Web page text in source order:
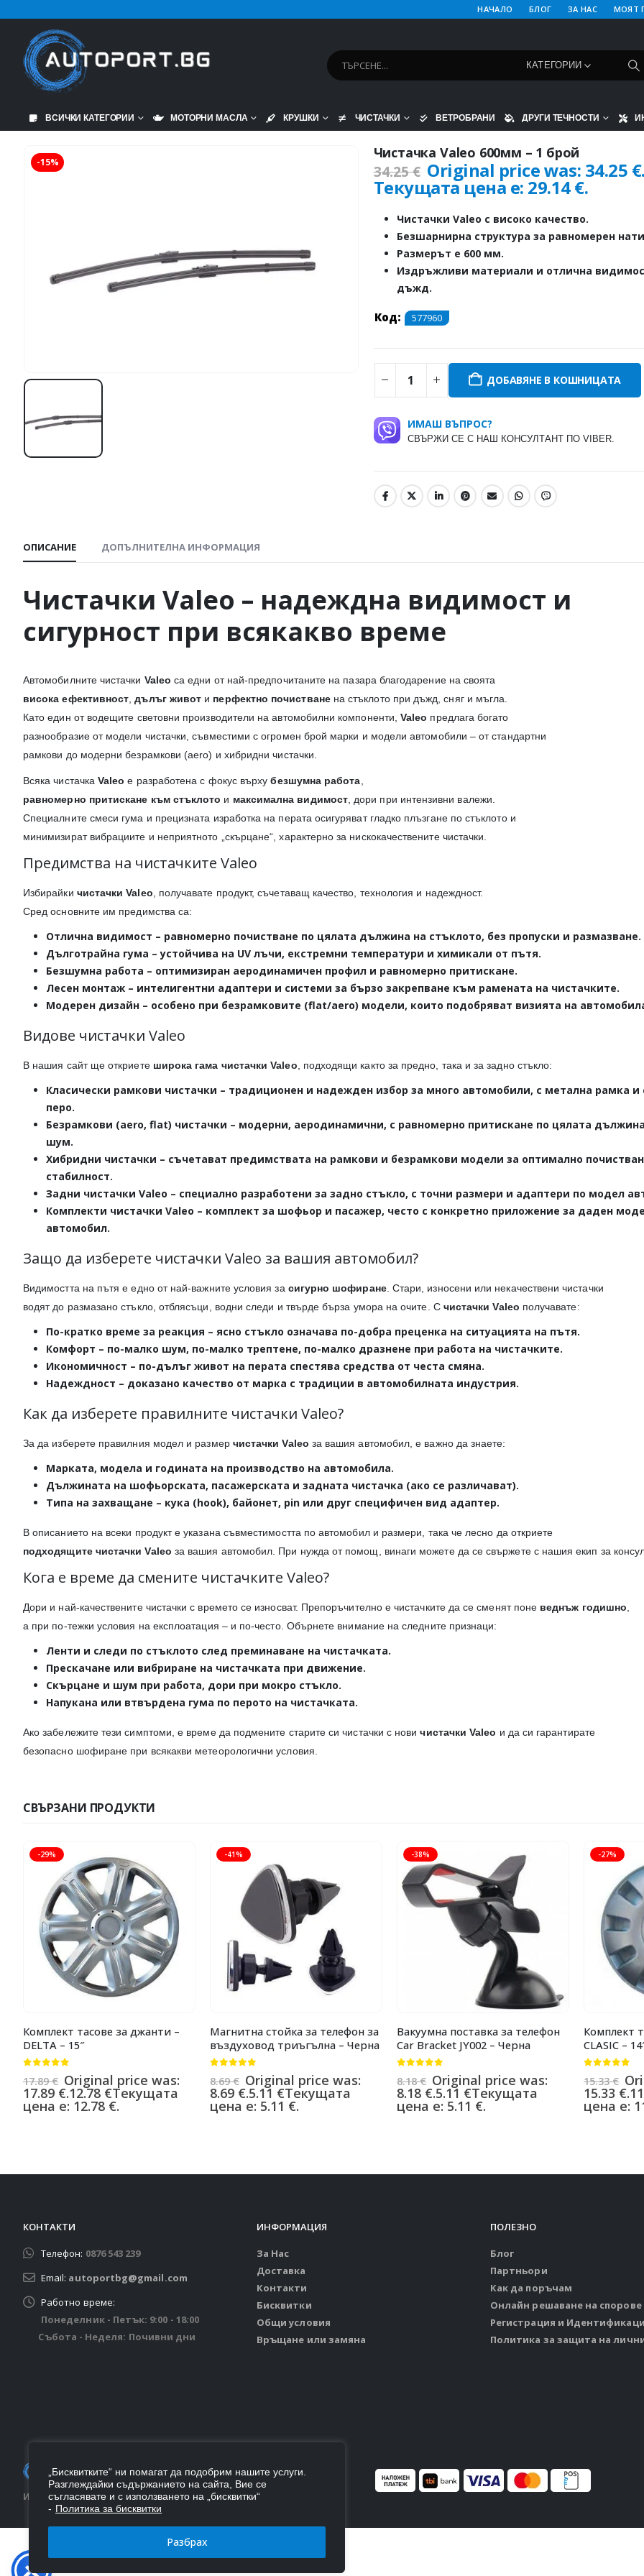
„Бисквитките“ ни помагат да подобрим нашите услуги.
Разглеждайки съдържанието на сайта, Вие се
съгласявате и с използването на „бисквитки“
- Политика за бисквитки
Разбрах
НАЧАЛО БЛОГ ЗА НАС МОЯТ
КАТЕГОРИИ
ВСИЧКИ КАТЕГОРИИ МОТОРНИ МАСЛА КРУШКИ ЧИСТАЧКИ ВЕТРОБРАНИ ДРУГИ ТЕЧНОСТИ
-15%
Чистачка Valeo 600мм – 1 брой
34.25€ Original price was: 34.25
Текущата цена е: 29.14 €.
Чистачки Valeo с високо качество.
Безшарнирна структура за равномерен
Размерът е 600 мм.
Издръжливи материали и отлична
дъжд.
Код: 577960
ДОБАВЯНЕ В КОШНИЦАТА
ИМАШ ВЪПРОС?
СВЪРЖИ СЕ С НАШ КОНСУЛТАНТ ПО VIBER.
ОПИСАНИЕ ДОПЪЛНИТЕЛНА ИНФОРМАЦИЯ
Чистачки Valeo – надеждна видимост и
сигурност при всякакво време
Автомобилните чистачки Valeo са едни от най-предпочитаните на пазара благодарение на своята
висока ефективност ,дълъг живот и перфектно почистванена стъклото при дъжд, сняг и мъгла.
Като един от водещите световни производители на автомобилни компоненти,Valeo предлага богато
разнообразие от модели чистачки, съвместими с огромен брой марки и модели автомобили – от стандартни
рамкови до модерни безрамкови (aero) и хибридни чистачки.
Всяка чистачкаValeo е разработена с фокус върхубезшумна работа
равномерно притискане към стъклото и максимална видимост, дори при интензивни валежи.
Специалните смеси гума и прецизната изработка на перата осигуряват гладко плъзгане по стъклото и
минимизират вибрациите и неприятното „скърцане“, характерно за нискокачествените чистачки.
Предимства на чистачките Valeo
Избирайки чистачки Valeo , получавате продукт, съчетаващ качество, технология и надеждност.
Сред основните им предимства са:
Отлична видимост – равномерно почистване по цялата дължина на стъклото, без пропуски и размазване.
Дълготрайна гума – устойчива на UV лъчи, екстремни температури и химикали от пътя.
Безшумна работа – оптимизиран аеродинамичен профил и равномерно притискане.
Лесен монтаж – интелигентни адаптери и системи за бързо закрепване към рамената на чистачките.
Модерен дизайн – особено при безрамковите (flat/aero) модели, които подобряват визията на
Видове чистачки Valeo
В нашия сайт ще откриете широка гама чистачки Valeo , подходящи както за предно, така и за задно стъкло:
Класически рамкови чистачки – традиционен и надежден избор за много автомобили, с метална рамка
перо.
Безрамкови (aero, flat) чистачки – модерни, аеродинамични, с равномерно притискане по цялата
шум.
Хибридни чистачки – съчетават предимствата на рамкови и безрамкови модели за оптимално
стабилност.
Задни чистачки Valeo – специално разработени за задно стъкло, с точни размери и адаптери по модел
Комплекти чистачки Valeo – комплект за шофьор и пасажер, често с конкретно приложение за даден
автомобил.
Защо да изберете чистачки Valeo за вашия автомобил?
Видимостта на пътя е едно от най-важните условия за сигурно шофиране. Стари, износени или некачествени чистачки
водят до размазано стъкло, отблясъци, водни следи и твърде бърза умора на очите. С чистачки Valeo получавате:
По-кратко време за реакция – ясно стъкло означава по-добра преценка на ситуацията на пътя.
Комфорт – по-малко шум, по-малко трептене, по-малко дразнене при работа на чистачките.
Икономичност – по-дълъг живот на перата спестява средства от честа смяна.
Надеждност – доказано качество от марка с традиции в автомобилната индустрия.
Как да изберете правилните чистачки Valeo?
За да изберете правилния модел и размер чистачки Valeo за вашия автомобил, е важно да знаете:
Марката, модела и годината на производство на автомобила.
Дължината на шофьорската, пасажерската и задната чистачка (ако се различават).
Типа на захващане – кука (hook), байонет, pin или друг специфичен вид адаптер.
В описанието на всеки продукт е указана съвместимостта по автомобил и размери, така че лесно да откриете
подходящите чистачки Valeo за вашия автомобил. При нужда от помощ, винаги можете да се свържете с нашия екип за
Кога е време да смените чистачките Valeo?
Дори и най-качествените чистачки с времето се износват. Препоръчително е чистачките да се сменят поне веднъж годишно
а при по-тежки условия на експлоатация – и по-често. Обърнете внимание на следните признаци:
Ленти и следи по стъклото след преминаване на чистачката.
Прескачане или вибриране на чистачката при движение.
Скърцане и шум при работа, дори при мокро стъкло.
Напукана или втвърдена гума по перото на чистачката.
Ако забележите тези симптоми, е време да подмените старите си чистачки с новичистачки Valeo и да си гарантирате
безопасно шофиране при всякакви метеорологични условия.
СВЪРЗАНИ ПРОДУКТИ
-29%
Комплект тасове за джанти –
DELTA – 15″
17.89€ Original price was:
17.89 €.12.78 €Текущата
цена е: 12.78 €.
-41%
Магнитна стойка за телефон за
въздуховод триъгълна – Черна
8.69€ Original price was:
8.69 €.5.11 €Текущата
цена е: 5.11 €.
-38%
Вакуумна поставка за телефон
Car Bracket JY002 – Черна
8.18€ Original price was:
8.18 €.5.11 €Текущата
цена е: 5.11 €.
-27%
Комплект
CLASIC –
15.33€
15.33 €.
цена е:
КОНТАКТИ
Телефон: 0876 543 239
Email: autoportbg@gmail.com
Работно време:
Понеделник - Петък: 9:00 - 18:00
Събота - Неделя: Почивни дни
ИНФОРМАЦИЯ
За Нас
Доставка
Контакти
Бисквитки
Общи условия
Връщане или замяна
ПОЛЕЗНО
Блог
Партньори
Как да поръчам
Онлайн решаване на спорове
Регистрация и
Политика за защита на
© Autoport 2026. Всички права запазени.
Изработен отЦветелин Пенков